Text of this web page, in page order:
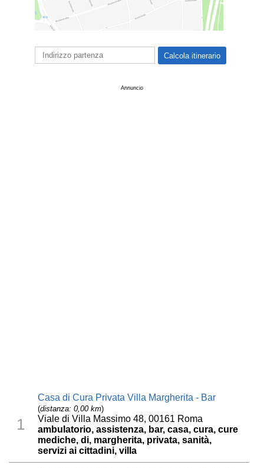
Annuncio
1
Casa di Cura Privata Villa Margherita - Bar
(distanza: 0,00 km)
Viale di Villa Massimo 48, 00161 Roma
ambulatorio, assistenza, bar, casa, cura, cure
mediche, di, margherita, privata, sanità,
servizi ai cittadini, villa